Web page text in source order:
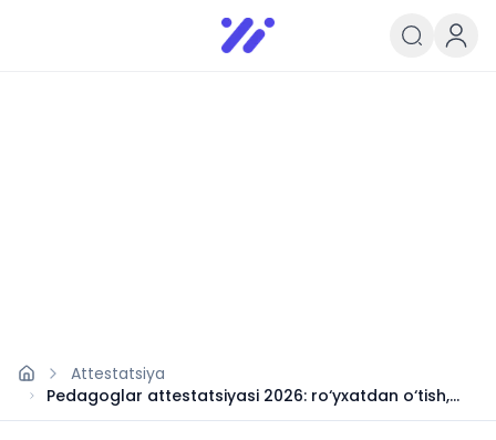
Infoedu
Ta&#039;lim xabarlari va
Attestatsiya
Pedagoglar attestatsiyasi 2026: ro‘yxatdan o‘tish,
hujjat topshirish, test, to‘lov va natijalar